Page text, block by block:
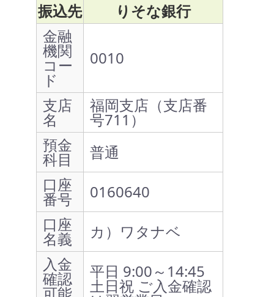
振込先
りそな銀行
金融
機関
コー
ド
0010
支店
名
福岡支店（支店番
号711）
預金
科目
普通
口座
番号
0160640
口座
名義
カ）ワタナベ
入金
確認 平日 9:00～14:45
土日祝 ご入金確認